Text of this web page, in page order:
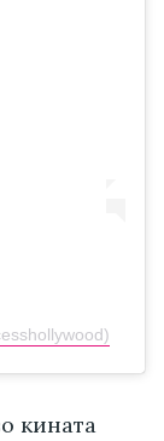
кината